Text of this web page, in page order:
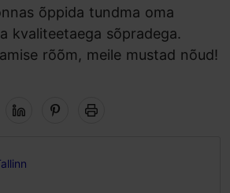
õppida tundma oma
kvaliteetaega sõpradega.
rõõm, meile mustad nõud!